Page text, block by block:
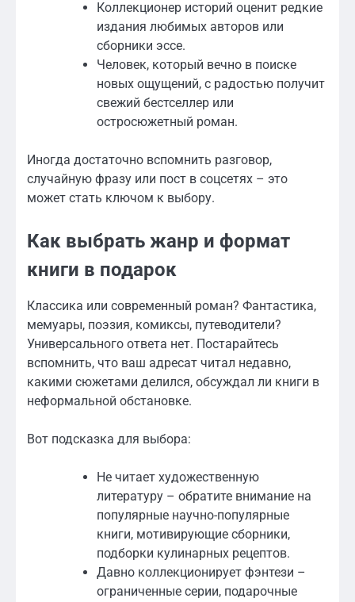
Коллекционер историй оценит редкие
издания любимых авторов или
сборники эссе.
Человек, который вечно в поиске
новых ощущений, с радостью получит
свежий бестселлер или
остросюжетный роман.
Иногда достаточно вспомнить разговор,
случайную фразу или пост в соцсетях – это
может стать ключом к выбору.
Как выбрать жанр и формат
книги в подарок
Классика или современный роман? Фантастика,
мемуары, поэзия, комиксы, путеводители?
Универсального ответа нет. Постарайтесь
вспомнить, что ваш адресат читал недавно,
какими сюжетами делился, обсуждал ли книги в
неформальной обстановке.
Вот подсказка для выбора:
Не читает художественную
литературу – обратите внимание на
популярные научно-популярные
книги, мотивирующие сборники,
подборки кулинарных рецептов.
Давно коллекционирует фэнтези –
ограниченные серии, подарочные